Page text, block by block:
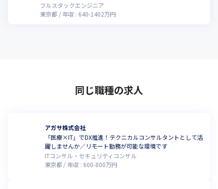
フルスタックエンジニア
東京都
年収 : 640-1402万円
同じ職種の求人
アガサ株式会社
「医療×IT」でDX推進！テクニカルコンサルタントとして活
躍しませんか／リモート勤務が可能な環境です
ITコンサル・セキュリティコンサル
東京都
年収 : 600-800万円